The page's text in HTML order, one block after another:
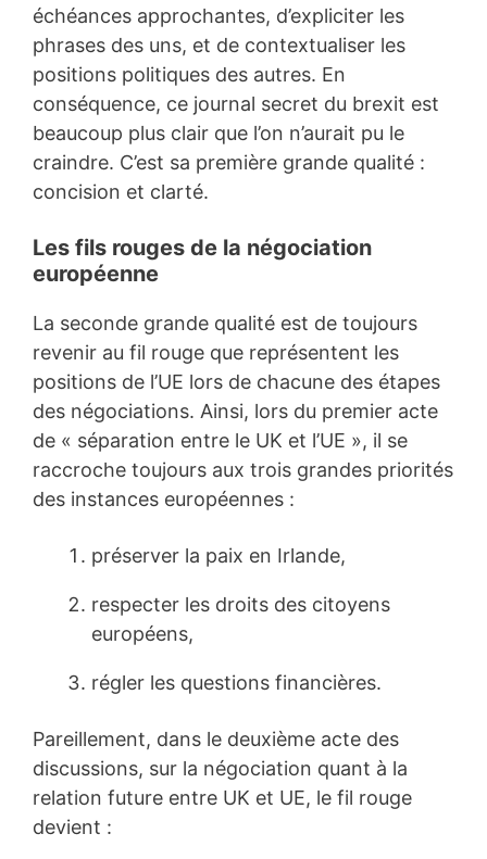
échéances approchantes, d’expliciter les
phrases des uns, et de contextualiser les
positions politiques des autres. En
conséquence, ce journal secret du brexit est
beaucoup plus clair que l’on n’aurait pu le
craindre. C’est sa première grande qualité :
concision et clarté.
Les fils rouges de la négociation
européenne
La seconde grande qualité est de toujours
revenir au fil rouge que représentent les
positions de l’UE lors de chacune des étapes
des négociations. Ainsi, lors du premier acte
de « séparation entre le UK et l’UE », il se
raccroche toujours aux trois grandes priorités
des instances européennes :
préserver la paix en Irlande,
respecter les droits des citoyens
européens,
régler les questions financières.
Pareillement, dans le deuxième acte des
discussions, sur la négociation quant à la
relation future entre UK et UE, le fil rouge
devient :